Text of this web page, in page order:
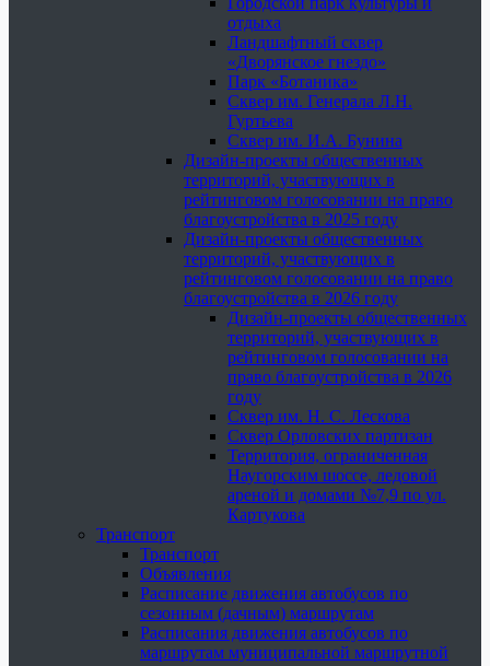
отдыха
Ландшафтный сквер
«Дворянское гнездо»
Парк «Ботаника»
Сквер им. Генерала Л.Н.
Гуртьева
Сквер им. И.А. Бунина
Дизайн-проекты общественных
территорий, участвующих в
рейтинговом голосовании на право
благоустройства в 2025 году
Дизайн-проекты общественных
территорий, участвующих в
рейтинговом голосовании на право
благоустройства в 2026 году
Дизайн-проекты общественных
территорий, участвующих в
рейтинговом голосовании на
право благоустройства в 2026
году
Сквер им. Н. С. Лескова
Сквер Орловских партизан
Территория, ограниченная
Наугорским шоссе, ледовой
ареной и домами №7,9 по ул.
Картукова
Транспорт
Транспорт
Объявления
Расписание движения автобусов по
сезонным (дачным) маршрутам
Расписания движения автобусов по
маршрутам муниципальной маршрутной